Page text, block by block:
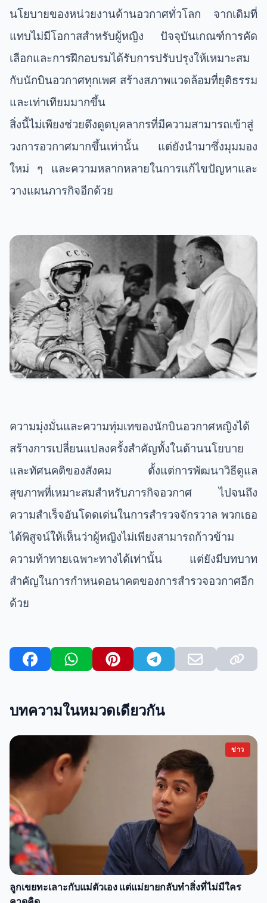
นโยบายของหน่วยงานด้านอวกาศทั่วโลก จากเดิมที่
แทบไม่มีโอกาสสำหรับผู้หญิง ปัจจุบันเกณฑ์การคัด
เลือกและการฝึกอบรมได้รับการปรับปรุงให้เหมาะสม
กับนักบินอวกาศทุกเพศ สร้างสภาพแวดล้อมที่ยุติธรรม
และเท่าเทียมมากขึ้น
สิ่งนี้ไม่เพียงช่วยดึงดูดบุคลากรที่มีความสามารถเข้าสู่
วงการอวกาศมากขึ้นเท่านั้น แต่ยังนำมาซึ่งมุมมอง
ใหม่ ๆ และความหลากหลายในการแก้ไขปัญหาและ
วางแผนภารกิจอีกด้วย
ความมุ่งมั่นและความทุ่มเทของนักบินอวกาศหญิงได้
สร้างการเปลี่ยนแปลงครั้งสำคัญทั้งในด้านนโยบาย
และทัศนคติของสังคม ตั้งแต่การพัฒนาวิธีดูแล
สุขภาพที่เหมาะสมสำหรับภารกิจอวกาศ ไปจนถึง
ความสำเร็จอันโดดเด่นในการสำรวจจักรวาล พวกเธอ
ได้พิสูจน์ให้เห็นว่าผู้หญิงไม่เพียงสามารถก้าวข้าม
ความท้าทายเฉพาะทางได้เท่านั้น แต่ยังมีบทบาท
สำคัญในการกำหนดอนาคตของการสำรวจอวกาศอีก
ด้วย
บทความในหมวดเดียวกัน
ข่าว
ลูกเขยทะเลาะกับแม่ตัวเอง แต่แม่ยายกลับทำสิ่งที่ไม่มีใคร